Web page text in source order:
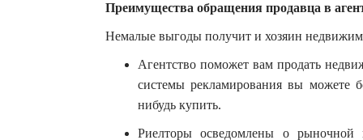
Преимущества обращения продавца в
Немалые выгоды получит и хозяин
Агентство поможет вам продать
системы рекламирования вы можете
нибудь купить.
Риелторы осведомлены о